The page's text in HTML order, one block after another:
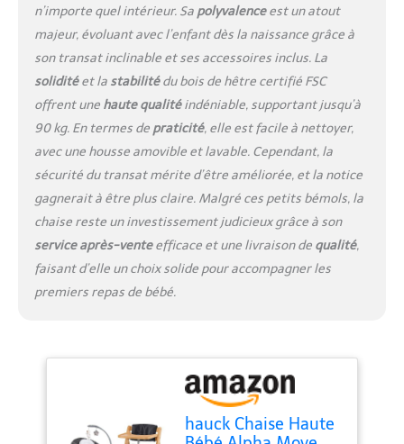
confortable : Assise et
repose-pieds ajustables
selon la taille de votre
enfant. Le coussin
rembourré offre un
grand confort, même
pour les enfants plus
90 kg Bois certifié FSC :
La Chaise haute hauck
est fabriquée en bois de
hêtre issu de forêts
gérées de manière
responsable et certifiées
FSC – un choix durable
n’importe quel intérieur. Sa polyvalenceest un atout
majeur, évoluant avec l’enfant dès la naissance grâce à
son transat inclinable et ses accessoires inclus. La
soliditéet la stabilitédu bois de hêtre certifié FSC
offrent une haute qualitéindéniable, supportant jusqu’à
90 kg. En termes de praticité, elle est facile à nettoyer,
avec une housse amovible et lavable. Cependant, la
sécurité du transat mérite d’être améliorée, et la notice
gagnerait à être plus claire. Malgré ces petits bémols, la
chaise reste un investissement judicieux grâce à son
service après-venteefficace et une livraison de qualité,
faisant d’elle un choix solide pour accompagner les
premiers repas de bébé.
hauck Chaise Haute